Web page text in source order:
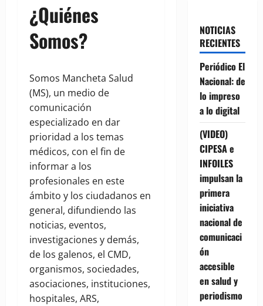
¿Quiénes
Somos?
Somos Mancheta Salud
(MS), un medio de
comunicación
especializado en dar
prioridad a los temas
médicos, con el fin de
informar a los
profesionales en este
ámbito y los ciudadanos en
general, difundiendo las
noticias, eventos,
investigaciones y demás,
de los galenos, el CMD,
organismos, sociedades,
asociaciones, instituciones,
hospitales, ARS,
NOTICIAS
RECIENTES
Periódico El
Nacional: de
lo impreso
a lo digital
(VIDEO)
CIPESA e
INFOILES
impulsan la
primera
iniciativa
nacional de
comunicaci
ón
accesible
en salud y
periodismo